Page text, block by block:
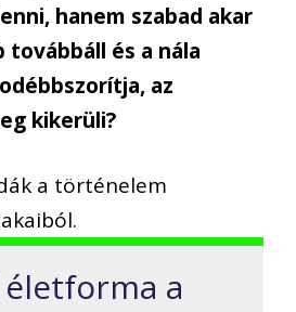
hanem szabad akar
továbbáll és a nála
az
kikerüli?
a történelem
a